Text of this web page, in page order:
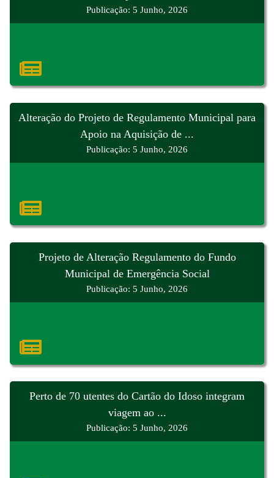
Publicação: 5 Junho, 2026
Alteração do Projeto de Regulamento Municipal para
Apoio na Aquisição de ...
Publicação: 5 Junho, 2026
Projeto de Alteração Regulamento do Fundo
Municipal de Emergência Social
Publicação: 5 Junho, 2026
Perto de 70 utentes do Cartão do Idoso integram
viagem ao ...
Publicação: 5 Junho, 2026